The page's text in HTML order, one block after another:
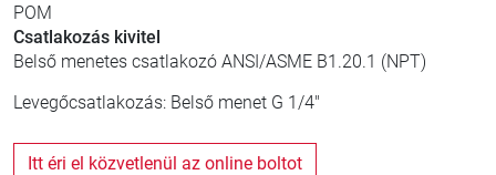
POM
Csatlakozás kivitel
Belső menetes csatlakozó ANSI/ASME B1.20.1 (NPT)
Levegőcsatlakozás: Belső menet G 1/4"
Itt éri el közvetlenül az online boltot